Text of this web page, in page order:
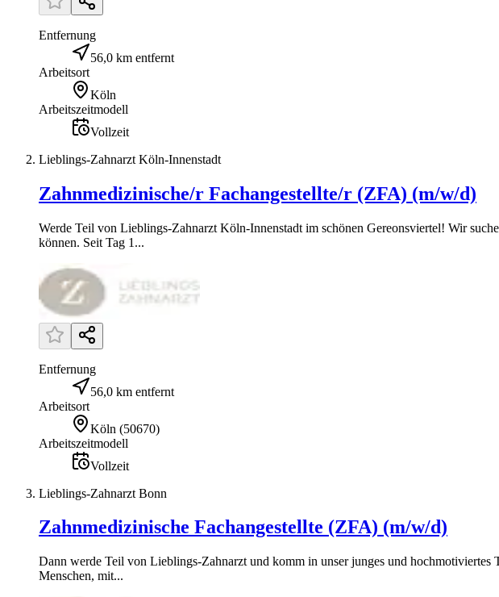
Entfernung
56,0 km entfernt
Arbeitsort
Köln
Arbeitszeitmodell
Vollzeit
Lieblings-Zahnarzt Köln-Innenstadt
Zahnmedizinische/r Fachangestellte/r (ZFA) (m/w/d)
Werde Teil von Lieblings-Zahnarzt Köln-Innenstadt im schönen Gereonsviertel! Wir
können. Seit Tag 1...
Entfernung
56,0 km entfernt
Arbeitsort
Köln (50670)
Arbeitszeitmodell
Vollzeit
Lieblings-Zahnarzt Bonn
Zahnmedizinische Fachangestellte (ZFA) (m/w/d)
Dann werde Teil von Lieblings-Zahnarzt und komm in unser junges und
Menschen, mit...